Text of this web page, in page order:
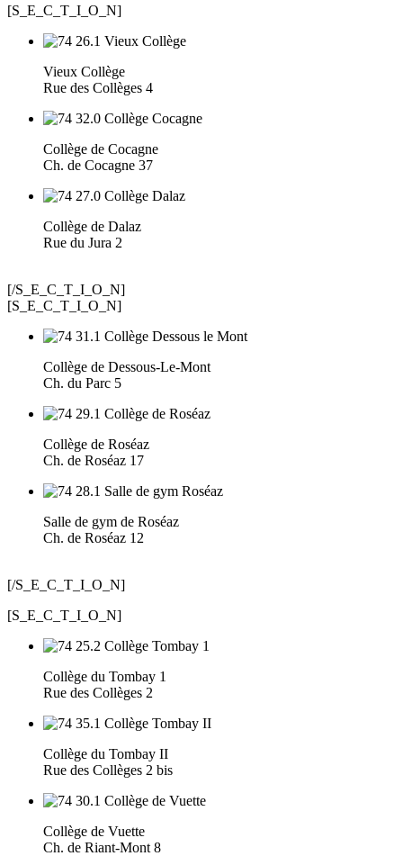
[S_E_C_T_I_O_N]
Vieux Collège
Rue des Collèges 4
Collège de Cocagne
Ch. de Cocagne 37
Collège de Dalaz
Rue du Jura 2
[/S_E_C_T_I_O_N]
[S_E_C_T_I_O_N]
Collège de Dessous-Le-Mont
Ch. du Parc 5
Collège de Roséaz
Ch. de Roséaz 17
Salle de gym de Roséaz
Ch. de Roséaz 12
[/S_E_C_T_I_O_N]
[S_E_C_T_I_O_N]
Collège du Tombay 1
Rue des Collèges 2
Collège du Tombay II
Rue des Collèges 2 bis
Collège de Vuette
Ch. de Riant-Mont 8